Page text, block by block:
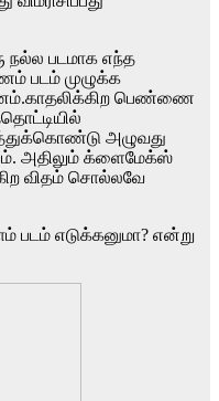
நல்ல படமாக எந்த
படம் முழுக்க
பெண்ணை
அழுவது
அதிலும் க்ளைமேக்ஸ்
விதம் சொல்லவே
படம் எடுக்கனுமா? என்று